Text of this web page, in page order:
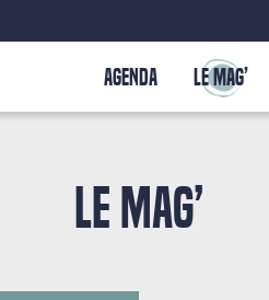
AGENDA LE MAG’
LE MAG’